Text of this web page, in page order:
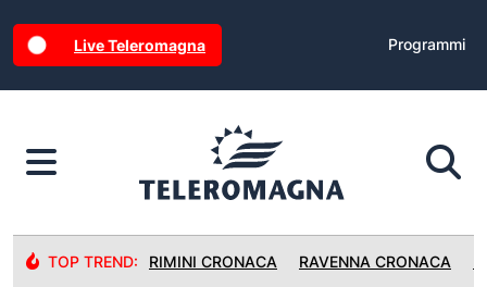
Live Teleromagna Programmi
TOP TREND: RIMINI CRONACA RAVENNA CRONACA